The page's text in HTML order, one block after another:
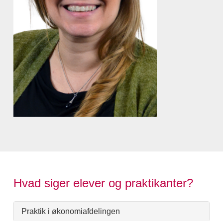
Hvad siger elever og praktikanter?
Praktik i økonomiafdelingen